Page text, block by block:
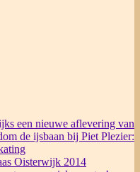
een nieuwe aflevering van
de ijsbaan bij Piet Plezier:
Oisterwijk 2014